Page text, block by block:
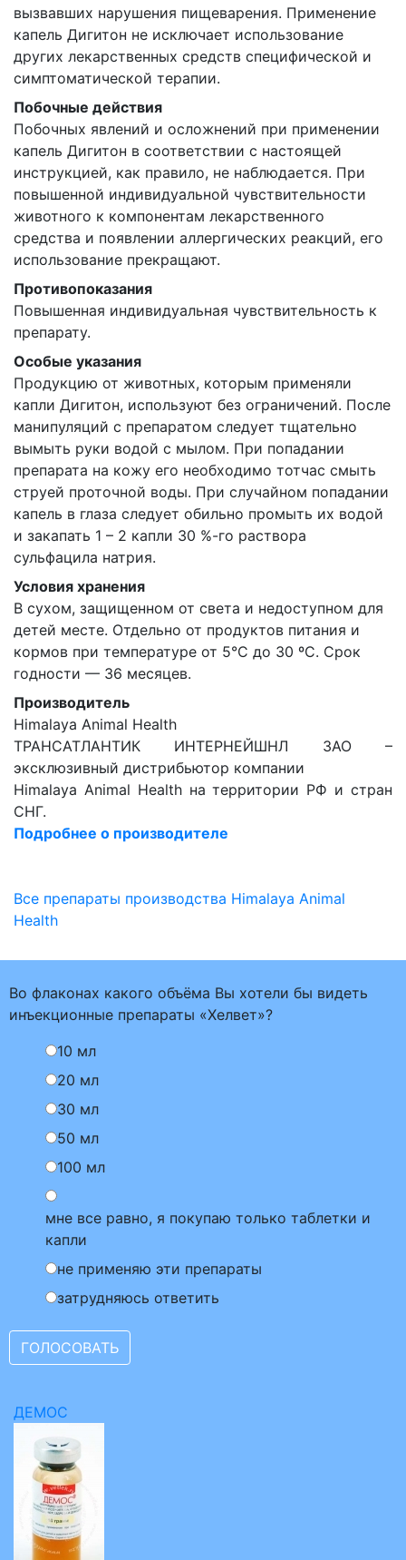
вызвавших нарушения пищеварения. Применение
капель Дигитон не исключает использование
других лекарственных средств специфической и
симптоматической терапии.
Побочные действия
Побочных явлений и осложнений при применении
капель Дигитон в соответствии с настоящей
инструкцией, как правило, не наблюдается. При
повышенной индивидуальной чувствительности
животного к компонентам лекарственного
средства и появлении аллергических реакций, его
использование прекращают.
Противопоказания
Повышенная индивидуальная чувствительность к
препарату.
Особые указания
Продукцию от животных, которым применяли
капли Дигитон, используют без ограничений. После
манипуляций с препаратом следует тщательно
вымыть руки водой с мылом. При попадании
препарата на кожу его необходимо тотчас смыть
струей проточной воды. При случайном попадании
капель в глаза следует обильно промыть их водой
и закапать 1 – 2 капли 30 %-го раствора
сульфацила натрия.
Условия хранения
В сухом, защищенном от света и недоступном для
детей месте. Отдельно от продуктов питания и
кормов при температуре от 5°С до 30 ºС. Срок
годности — 36 месяцев.
Производитель
Himalaya Animal Health
ТРАНСАТЛАНТИК ИНТЕРНЕЙШНЛ ЗАО –
эксклюзивный дистрибьютор компании
Himalaya Animal Health на территории РФ и стран
СНГ.
Подробнее о производителе
Все препараты производства Himalaya Animal
Health
Во флаконах какого объёма Вы хотели бы видеть
инъекционные препараты «Хелвет»?
10 мл
20 мл
30 мл
50 мл
100 мл
мне все равно, я покупаю только таблетки и
капли
не применяю эти препараты
затрудняюсь ответить
ДЕМОС